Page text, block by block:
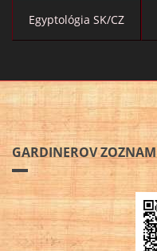
Egyptológia SK/CZ
GARDINEROV ZOZNAM